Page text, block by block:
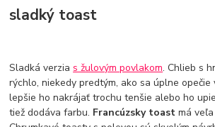
sladký toast
Sladká verzias žulovým povlakom. Chlieb s
rýchlo, niekedy predtým, ako sa úplne
lepšie ho nakrájať trochu tenšie alebo ho
tiež dodáva farbu. Francúzsky toastmá